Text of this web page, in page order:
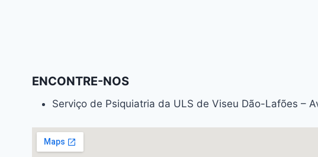
ENCONTRE-NOS
Serviço de Psiquiatria da ULS de Viseu Dão-Lafões –